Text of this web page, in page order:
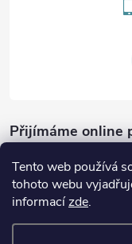
Tento web používá
tohoto webu
informacízde.
Přijímáme online